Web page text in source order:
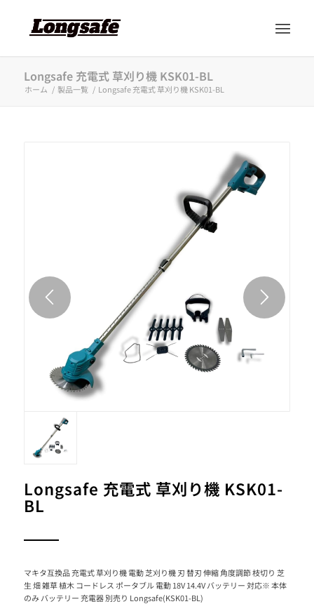
Longsafe 充電式 草刈り機 KSK01-BL
ホーム / 製品一覧 / Longsafe 充電式 草刈り機 KSK01-BL
Longsafe 充電式 草刈り機 KSK01-
BL
マキタ互換品 充電式 草刈り機 電動 芝刈り機 刃 替刃 伸縮 角度調節 枝切り 芝
生 畑 雑草 植木 コードレス ポータブル 電動 18V 14.4V バッテリー 対応※ 本体
のみ バッテリー 充電器 別売り Longsafe(KSK01-BL)